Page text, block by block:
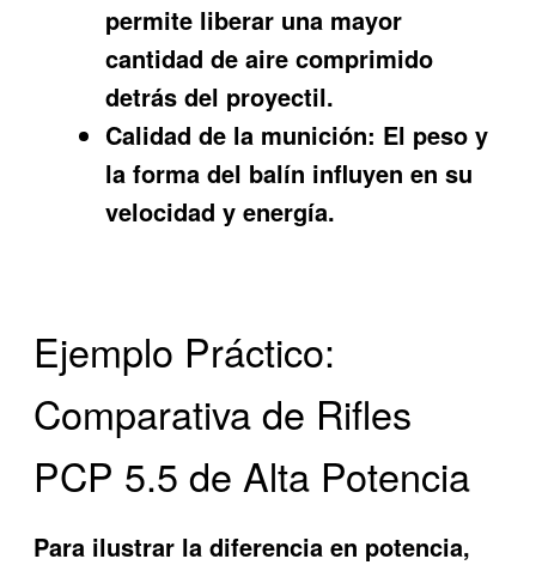
permite liberar una mayor
cantidad de aire comprimido
detrás del proyectil.
Calidad de la munición: El peso y
la forma del balín influyen en su
velocidad y energía.
Ejemplo Práctico:
Comparativa de Rifles
PCP 5.5 de Alta Potencia
Para ilustrar la diferencia en potencia,